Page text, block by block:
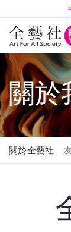
關於
關於全藝社